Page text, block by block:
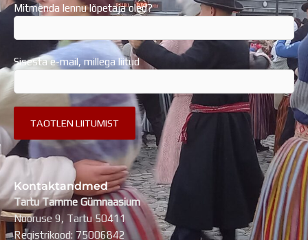
Mitmenda lennu lõpetaja oled?
Sisesta e-mail, millega liitud
Kontaktandmed
Tartu Tamme Gümnaasium
Nooruse 9, Tartu 50411
Registrikood: 75006842